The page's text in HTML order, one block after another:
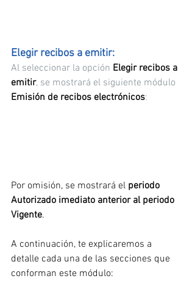
Elegir recibos a emitir:
Al seleccionar la opción Elegir recibos a
emitir, se mostrará el siguiente módulo
Emisión de recibos electrónicos:
Por omisión, se mostrará el periodo
Autorizado imediato anterior al periodo
Vigente.
A continuación, te explicaremos a
detalle cada una de las secciones que
conforman este módulo: